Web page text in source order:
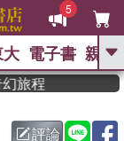
5
GO
父親節 、 如果歷
電子書 親子
旅程
評論